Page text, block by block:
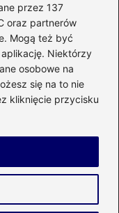
przez 137
oraz partnerów
Mogą też być
Niektórzy
osobowe na
się na to nie
kliknięcie przycisku
użytkowania